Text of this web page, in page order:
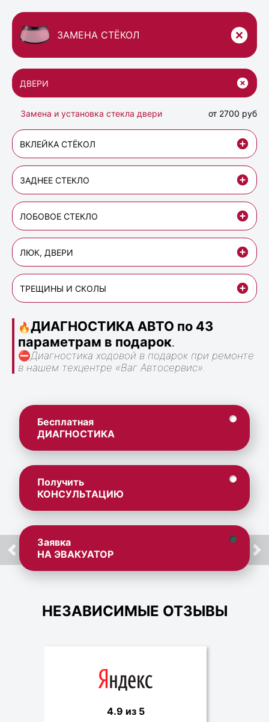
ЗАМЕНА СТЁКОЛ
ДВЕРИ
Замена и установка стекла двери от 2700 руб
ВКЛЕЙКА СТЁКОЛ
ЗАДНЕЕ СТЕКЛО
ЛОБОВОЕ СТЕКЛО
ЛЮК, ДВЕРИ
ТРЕЩИНЫ И СКОЛЫ
🔥ДИАГНОСТИКА АВТО по 43
параметрам в подарок.
⛔Диагностика ходовой в подарок при ремонте
в нашем техцентре «Ваг Автосервис».
Бесплатная
ДИАГНОСТИКА
Получить
КОНСУЛЬТАЦИЮ
Заявка
НА ЭВАКУАТОР
НЕЗАВИСИМЫЕ ОТЗЫВЫ
4.9 из 5